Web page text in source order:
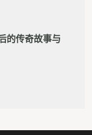
的传奇故事与